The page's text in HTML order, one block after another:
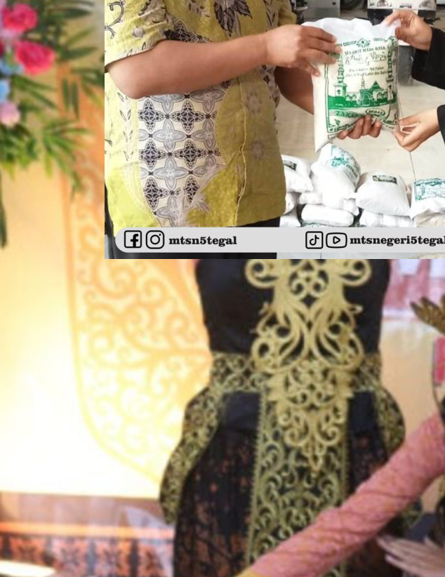
KeagamaanDecember 30, 2025
Salurkan Zakat, Implementasi
Kepedulian MTsN 5 Tegal
Terhadap Sesama
Tegal – Peserta didik MTsN 5 Tegal menyalurkan
zakat fitrah melalui panitia madrasah. Kegiatan
ini dilaksanakan sebagai bagian dari rangkaian
kegiatan Pesantren Ramadhan. Kepala
madrasah, Fatchrurodji, dalam keterangannya
mengucapkan terima kasih kepada peserta
didik dan orang tua atau walinya yang telah
memberikan kepercayaan dengan menyalurkan
zakat di madrasah. “Tujuan dilaksanakannya
Zakat Fitrah di madrasah salah…